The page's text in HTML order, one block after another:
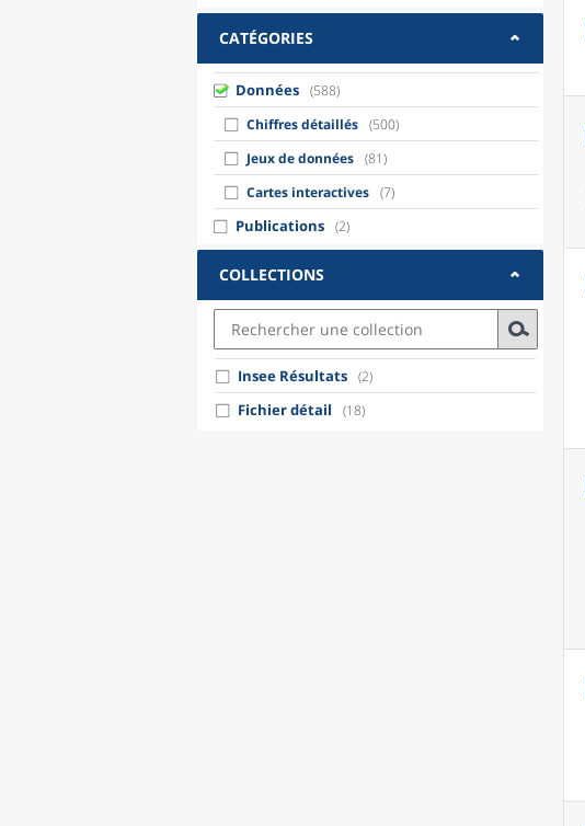
CATÉGORIES
Données (588)
Chiffres détaillés (500)
Jeux de données (81)
Cartes interactives (7)
Publications (2)
COLLECTIONS
Insee Résultats (2)
Fichier détail (18)